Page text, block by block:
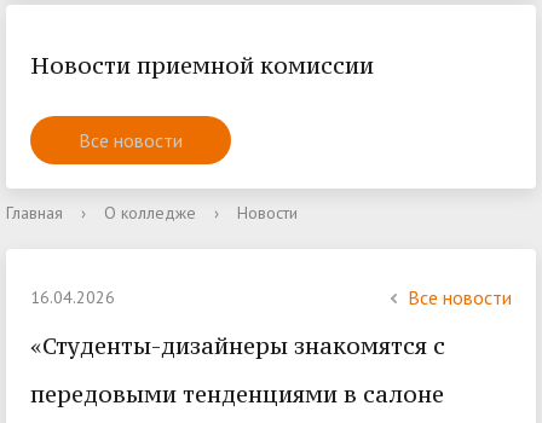
Новости приемной комиссии
Все новости
Главная › О колледже › Новости
16.04.2026 Все новости
«Студенты-дизайнеры знакомятся с
передовыми тенденциями в салоне